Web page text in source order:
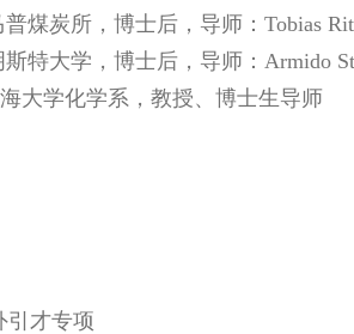
普煤炭所，博士后，导师：Tobias
斯特大学，博士后，导师：Armido
大学化学系，教授、博士生导师
引才专项